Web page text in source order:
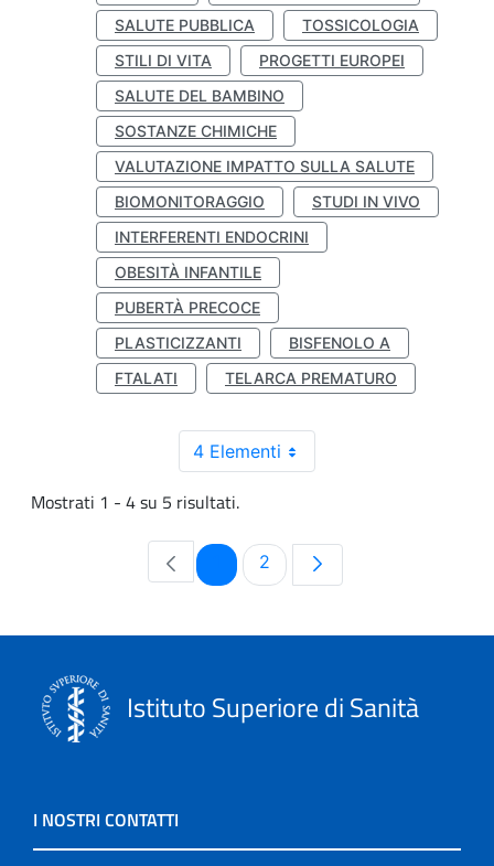
SALUTE PUBBLICA
TOSSICOLOGIA
STILI DI VITA
PROGETTI EUROPEI
SALUTE DEL BAMBINO
SOSTANZE CHIMICHE
VALUTAZIONE IMPATTO SULLA SALUTE
BIOMONITORAGGIO
STUDI IN VIVO
INTERFERENTI ENDOCRINI
OBESITÀ INFANTILE
PUBERTÀ PRECOCE
PLASTICIZZANTI
BISFENOLO A
FTALATI
TELARCA PREMATURO
4 Elementi
Mostrati 1 - 4 su 5 risultati.
PaginaPagina
2
Istituto Superiore di Sanità
I NOSTRI CONTATTI